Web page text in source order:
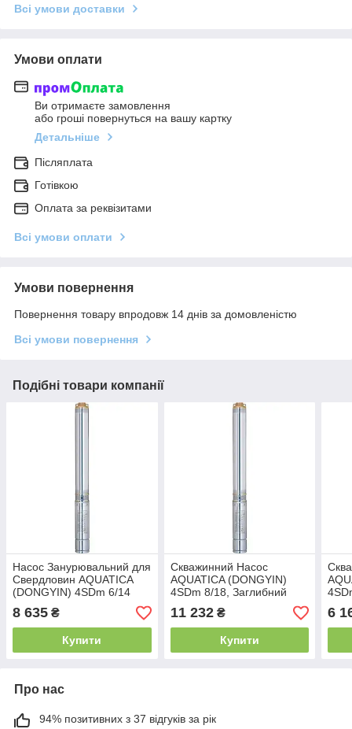
Всі умови доставки
Умови оплати
Ви отримаєте замовлення
або гроші повернуться на вашу картку
Детальніше
Післяплата
Готівкою
Оплата за реквізитами
Всі умови оплати
Умови повернення
Повернення товару впродовж 14 днів за домовленістю
Всі умови повернення
Подібні товари компанії
Насос Занурювальний для
Свердловин AQUATICA
(DONGYIN) 4SDm 6/14
8 635 ₴
Купити
Скважинний Насос
AQUATICA (DONGYIN)
4SDm 8/18, Заглибний
777154
11 232₴
Купити
6
Про нас
94% позитивних з 37 відгуків за рік